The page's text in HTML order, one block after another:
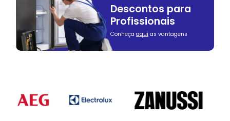
Descontos para
Profissionais
Conheça aqui as vantagens